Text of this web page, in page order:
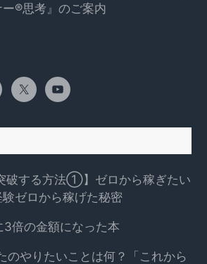
®思考』のご案内
破する方法①】ゼロから稼ぎたい
ゼロから稼げた秘密
3倍の金額になった本
のやりたいことは何？「これから